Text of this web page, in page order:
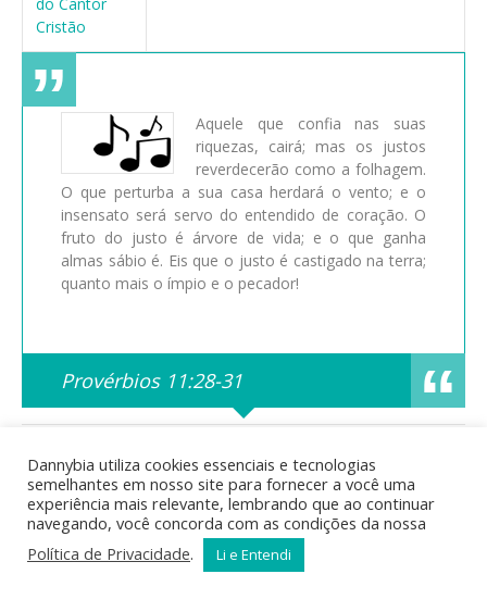
do Cantor
Cristão
Aquele que confia nas suas
riquezas, cairá; mas os justos
reverdecerão como a folhagem.
O que perturba a sua casa herdará o vento; e o
insensato será servo do entendido de coração. O
fruto do justo é árvore de vida; e o que ganha
almas sábio é. Eis que o justo é castigado na terra;
quanto mais o ímpio e o pecador!
Provérbios 11:28-31
Bíblicos,Mensagens Bíblicas by dannys | Tags:
acontecimentos bíblicos,Ada,Adão,águas do dilúvio,animais
na arca,arca,Arca de Noé,arqueologia bíblica ,Bíblia,bíblia
online,Caim,Cainã,calendário bíblico ,Cão,catástrofe bíblica,
descendentes de Adão,Dilúvio
Enos,ensinamentos bíblicos estudo bíblico
Dannybia utiliza cookies essenciais e tecnologias
semelhantes em nosso site para fornecer a você uma
experiência mais relevante, lembrando que ao continuar
navegando, você concorda com as condições da nossa
Política de Privacidade. Li e Entendi